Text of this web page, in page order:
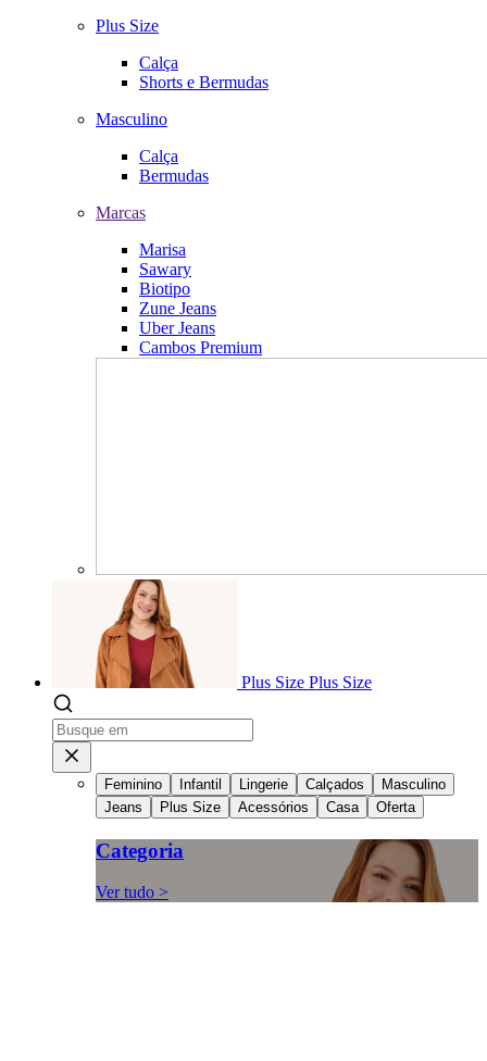
Plus Size
Calça
Shorts e Bermudas
Masculino
Calça
Bermudas
Marcas
Marisa
Sawary
Biotipo
Zune Jeans
Uber Jeans
Cambos Premium
Plus Size Plus Size
Feminino Infantil Lingerie Calçados
Masculino
Jeans
Plus Size Acessórios Casa Oferta
Categoria
Ver tudo >